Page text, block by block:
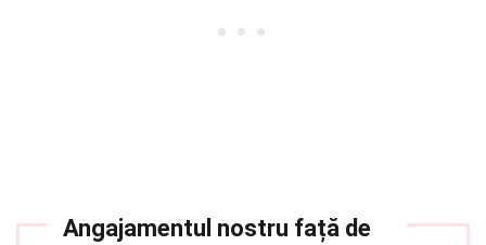
Angajamentul nostru față de